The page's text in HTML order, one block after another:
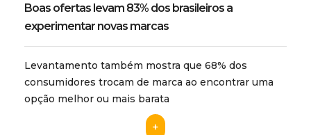
Boas ofertas levam 83% dos brasileiros a
experimentar novas marcas
Levantamento também mostra que 68% dos
consumidores trocam de marca ao encontrar uma
opção melhor ou mais barata
+